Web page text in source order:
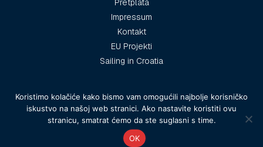
Pretplata
Impressum
Kontakt
EU Projekti
Sailing in Croatia
© 2025 Morski vodiči
Koristimo kolačiće kako bismo vam omogućili najbolje korisničko
iskustvo na našoj web stranici. Ako nastavite koristiti ovu
stranicu, smatrat ćemo da ste suglasni s time.
OK